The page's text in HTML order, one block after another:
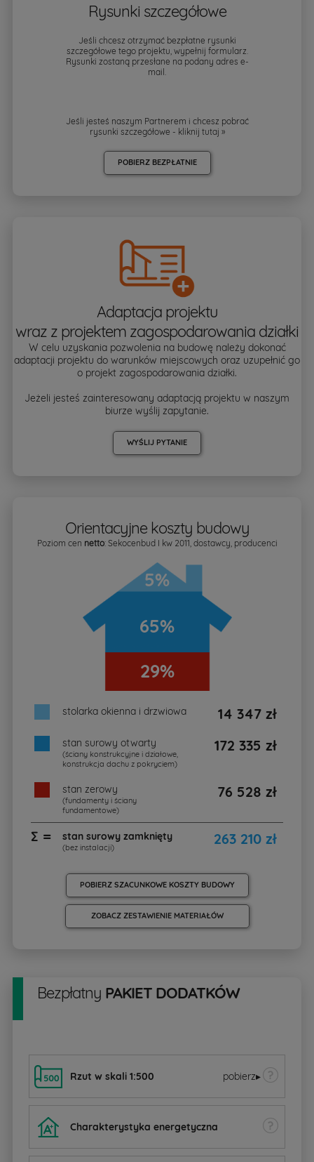
Rysunki szczegółowe
Jeśli chcesz otrzymać bezpłatne rysunki
szczegółowe tego projektu, wypełnij formularz.
Rysunki zostaną przesłane na podany adres e-
mail.
Jeśli jesteś naszym Partnerem i chcesz pobrać
rysunki szczegółowe - kliknij tutaj »
POBIERZ BEZPŁATNIE
Adaptacja projektu
wraz z projektem zagospodarowania działki
W celu uzyskania pozwolenia na budowę należy dokonać
adaptacji projektu do warunków miejscowych oraz uzupełnić go
o projekt zagospodarowania działki.
Jeżeli jesteś zainteresowany adaptacją projektu w naszym
biurze wyślij zapytanie.
WYŚLIJ PYTANIE
Orientacyjne koszty budowy
Poziom cen netto: Sekocenbud I kw 2011, dostawcy, producenci
5%
65%
29%
stolarka okienna i drzwiowa 14 347 zł
stan surowy otwarty
(ściany konstrukcyjne i działowe,
konstrukcja dachu z pokryciem)
172 335 zł
stan zerowy
(fundamenty i ściany
fundamentowe)
76 528 zł
∑ = stan surowy zamknięty
(bez instalacji) 263 210 zł
POBIERZ SZACUNKOWE KOSZTY BUDOWY
ZOBACZ ZESTAWIENIE MATERIAŁÓW
Bezpłatny PAKIET DODATKÓW
Rzut w skali 1:500 pobierz▸
Charakterystyka energetyczna